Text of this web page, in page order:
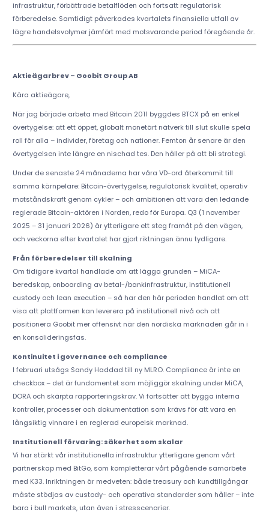
infrastruktur, förbättrade betalflöden och fortsatt regulatorisk
förberedelse. Samtidigt påverkades kvartalets finansiella utfall av
lägre handelsvolymer jämfört med motsvarande period föregående år.
Aktieägarbrev – Goobit Group AB
Kära aktieägare,
När jag började arbeta med Bitcoin 2011 byggdes BTCX på en enkel
övertygelse: att ett öppet, globalt monetärt nätverk till slut skulle spela
roll för alla – individer, företag och nationer. Femton år senare är den
övertygelsen inte längre en nischad tes. Den håller på att bli strategi.
Under de senaste 24 månaderna har våra VD-ord återkommit till
samma kärnpelare: Bitcoin-övertygelse, regulatorisk kvalitet, operativ
motståndskraft genom cykler – och ambitionen att vara den ledande
reglerade Bitcoin-aktören i Norden, redo för Europa. Q3 (1 november
2025 – 31 januari 2026) är ytterligare ett steg framåt på den vägen,
och veckorna efter kvartalet har gjort riktningen ännu tydligare.
Från förberedelser till skalning
Om tidigare kvartal handlade om att lägga grunden – MiCA-
beredskap, onboarding av betal-/bankinfrastruktur, institutionell
custody och lean execution – så har den här perioden handlat om att
visa att plattformen kan leverera på institutionell nivå och att
positionera Goobit mer offensivt när den nordiska marknaden går in i
en konsolideringsfas.
Kontinuitet i governance och compliance
I februari utsågs Sandy Haddad till ny MLRO. Compliance är inte en
checkbox – det är fundamentet som möjliggör skalning under MiCA,
DORA och skärpta rapporteringskrav. Vi fortsätter att bygga interna
kontroller, processer och dokumentation som krävs för att vara en
långsiktig vinnare i en reglerad europeisk marknad.
Institutionell förvaring: säkerhet som skalar
Vi har stärkt vår institutionella infrastruktur ytterligare genom vårt
partnerskap med BitGo, som kompletterar vårt pågående samarbete
med K33. Inriktningen är medveten: både treasury och kundtillgångar
måste stödjas av custody- och operativa standarder som håller – inte
bara i bull markets, utan även i stresscenarier.